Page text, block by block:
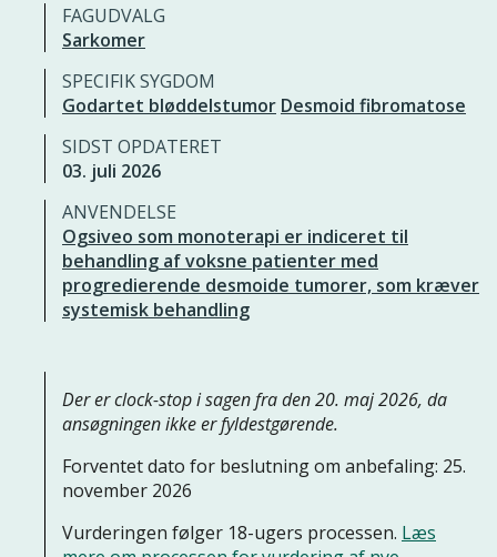
FAGUDVALG
Sarkomer
SPECIFIK SYGDOM
Godartet bløddelstumor Desmoid fibromatose
SIDST OPDATERET
03. juli 2026
ANVENDELSE
Ogsiveo som monoterapi er indiceret til
behandling af voksne patienter med
progredierende desmoide tumorer, som kræver
systemisk behandling
Der er clock-stop i sagen fra den 20. maj 2026, da
ansøgningen ikke er fyldestgørende.
Forventet dato for beslutning om anbefaling: 25.
november 2026
Vurderingen følger 18-ugers processen. Læs